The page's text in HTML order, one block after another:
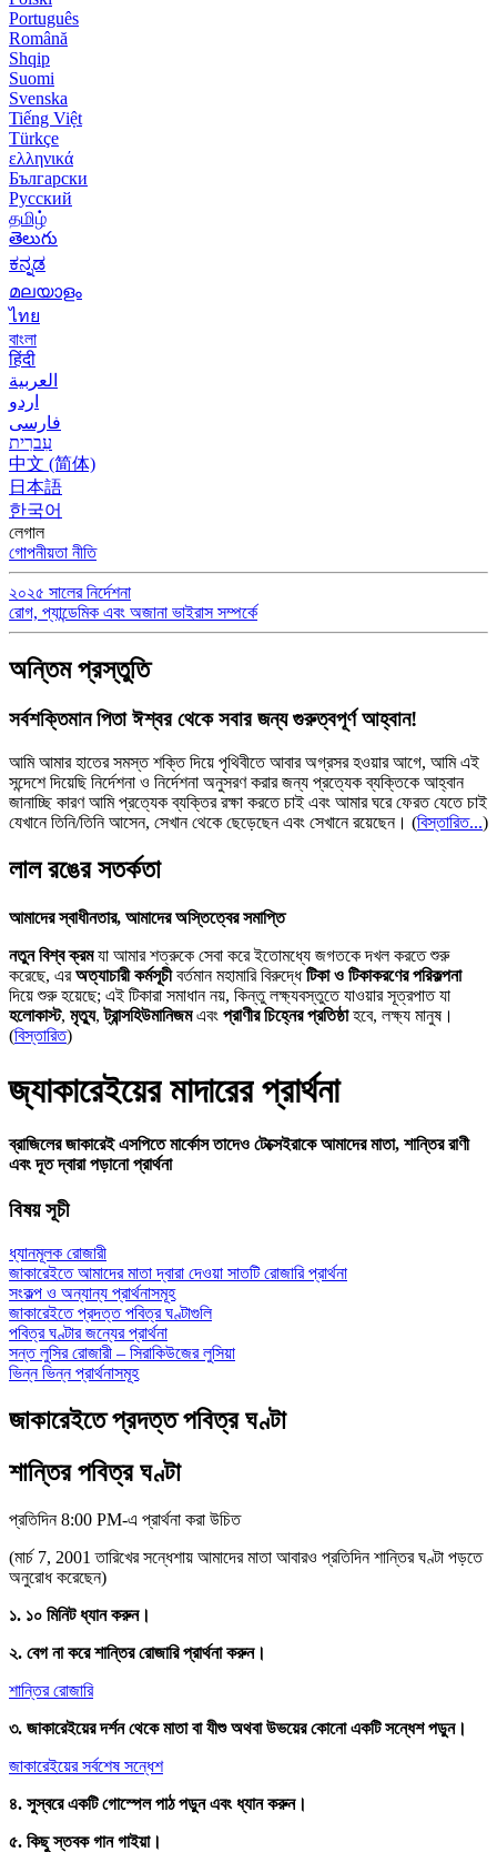
Português
Română
Shqip
Suomi
Svenska
Tiếng Việt
Türkçe
ελληνικά
Български
Русский
தமிழ்
తెలుగు
ಕನ್ನಡ
മലയാളം
ไทย
বাংলা
हिंदी
العربية
اردو
فارسی
עִברִית
中文 (简体)
日本語
한국어
লেগাল
গোপনীয়তা নীতি
২০২৫ সালের নির্দেশনা
রোগ, প্যান্ডেমিক এবং অজানা ভাইরাস সম্পর্কে
অন্তিম প্রস্তুতি
সর্বশক্তিমান পিতা ঈশ্বর থেকে সবার জন্য গুরুত্বপূর্ণ আহ্বান!
আমি আমার হাতের সমস্ত শক্তি দিয়ে পৃথিবীতে আবার অগ্রসর হওয়ার আগে, আমি এই
সন্দেশে দিয়েছি নির্দেশনা ও নির্দেশনা অনুসরণ করার জন্য প্রত্যেক ব্যক্তিকে আহ্বান
জানাচ্ছি কারণ আমি প্রত্যেক ব্যক্তির রক্ষা করতে চাই এবং আমার ঘরে ফেরত যেতে চাই
যেখানে তিনি/তিনি আসেন, সেখান থেকে ছেড়েছেন এবং সেখানে রয়েছেন। (বিস্তারিত...)
লাল রঙের সতর্কতা
আমাদের স্বাধীনতার, আমাদের অস্তিত্বের সমাপ্তি
নতুন বিশ্ব ক্রমযা আমার শত্রুকে সেবা করে ইতোমধ্যে জগতকে দখল করতে শুরু
করেছে, এরঅত্যাচারী কর্মসূচীবর্তমান মহামারি বিরুদ্ধেটিকা ও টিকাকরণের পরিকল্পনা
দিয়ে শুরু হয়েছে; এই টিকারা সমাধান নয়, কিন্তু লক্ষ্যবস্তুতে যাওয়ার সূত্রপাত যা
হলোকাস্ট, মৃত্যু,ট্রান্সহিউমানিজমএবং প্রাণীর চিহ্নের প্রতিষ্ঠাহবে, লক্ষ্য মানুষ।
(বিস্তারিত)
জ্যাকারেইয়ের মাদারের প্রার্থনা
ব্রাজিলের জাকারেই এসপিতে মার্কোস তাদেও টেক্সেইরাকে আমাদের মাতা, শান্তির রাণী
এবং দূত দ্বারা পড়ানো প্রার্থনা
বিষয় সূচী
ধ্যানমূলক রোজারী
জাকারেইতে আমাদের মাতা দ্বারা দেওয়া সাতটি রোজারি প্রার্থনা
সংকল্প ও অন্যান্য প্রার্থনাসমূহ
জাকারেইতে প্রদত্ত পবিত্র ঘণ্টাগুলি
পবিত্র ঘণ্টার জন্যের প্রার্থনা
সন্ত লুসির রোজারী – সিরাকিউজের লুসিয়া
ভিন্ন ভিন্ন প্রার্থনাসমূহ
জাকারেইতে প্রদত্ত পবিত্র ঘণ্টা
শান্তির পবিত্র ঘণ্টা
প্রতিদিন 8:00 PM-এ প্রার্থনা করা উচিত
(মার্চ 7, 2001 তারিখের সন্ধেশায় আমাদের মাতা আবারও প্রতিদিন শান্তির ঘণ্টা পড়তে
অনুরোধ করেছেন)
১. ১০ মিনিট ধ্যান করুন।
২. বেগ না করে শান্তির রোজারি প্রার্থনা করুন।
শান্তির রোজারি
৩. জাকারেইয়ের দর্শন থেকে মাতা বা যীশু অথবা উভয়ের কোনো একটি সন্ধেশ পড়ুন।
জাকারেইয়ের সর্বশেষ সন্ধেশ
৪. সুস্বরে একটি গোস্পেল পাঠ পড়ুন এবং ধ্যান করুন।
৫. কিছু স্তবক গান গাইয়া।